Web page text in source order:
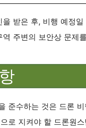
받은 후, 비행 예정
역 주변의 보안상 문제
준수하는 것은 드론
로 지켜야 할 드론원